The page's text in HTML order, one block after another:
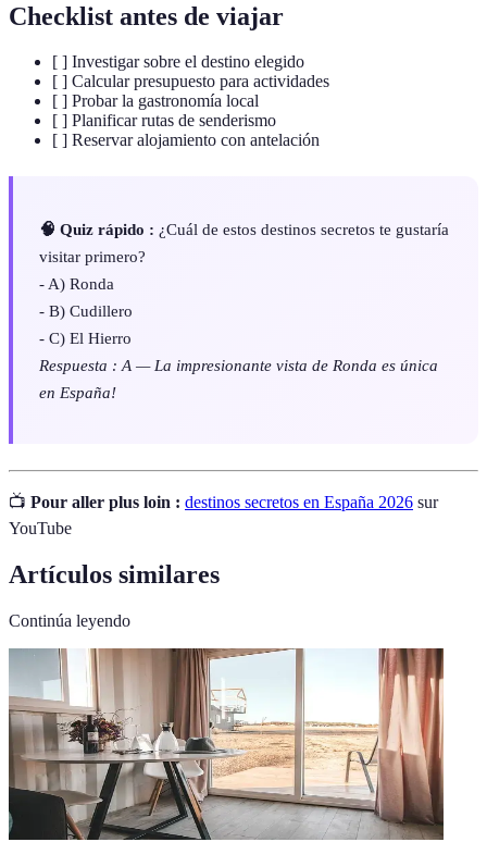
Checklist antes de viajar
[ ] Investigar sobre el destino elegido
[ ] Calcular presupuesto para actividades
[ ] Probar la gastronomía local
[ ] Planificar rutas de senderismo
[ ] Reservar alojamiento con antelación
🧠 Quiz rápido : ¿Cuál de estos destinos secretos te gustaría
visitar primero?
- A) Ronda
- B) Cudillero
- C) El Hierro
Respuesta : A — La impresionante vista de Ronda es única
en España!
📺 Pour aller plus loin : destinos secretos en España 2026 sur
YouTube
Artículos similares
Continúa leyendo